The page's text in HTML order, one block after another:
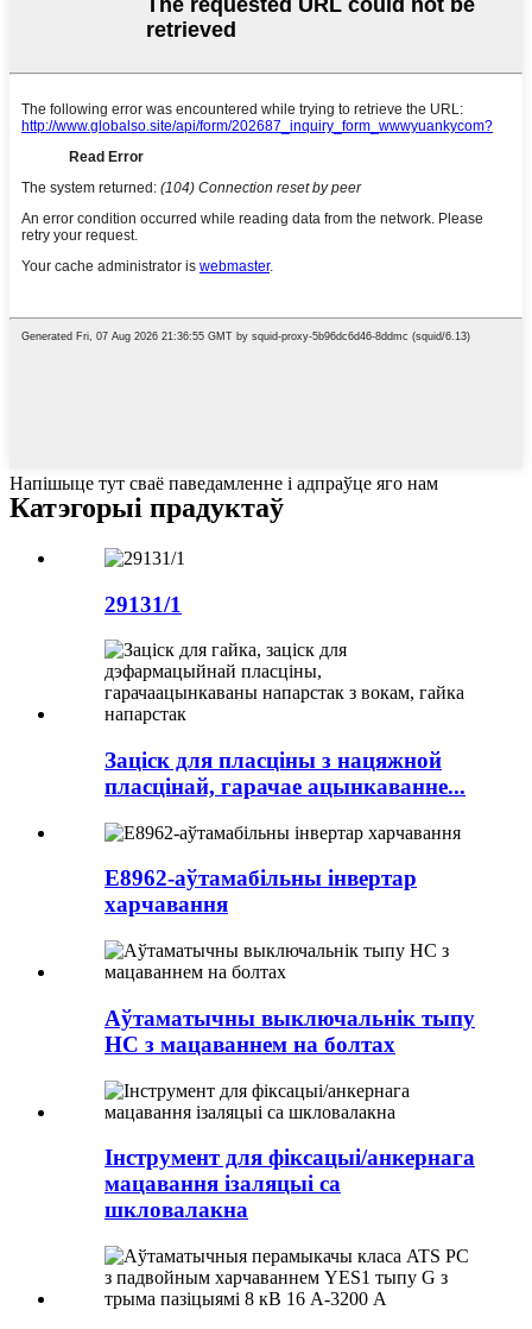
Напішыце тут сваё паведамленне і адпраўце яго нам
Катэгорыі прадуктаў
29131/1
Заціск для пласціны з нацяжной
пласцінай, гарачае ацынкаванне...
E8962-аўтамабільны інвертар
харчавання
Аўтаматычны выключальнік тыпу
HC з мацаваннем на болтах
Інструмент для фіксацыі/анкернага
мацавання ізаляцыі са
шкловалакна